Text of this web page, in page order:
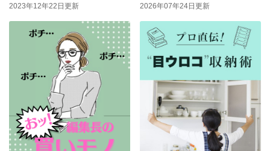
2023年12年22日更新 2026年07年24日更新